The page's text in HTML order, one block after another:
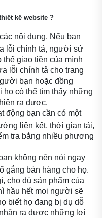
kế website ?
nội dung. Nếu bạn
lỗi chính tả, người sử
thể giao tiền của mình
lỗi chính tả cho trang
bạn hoặc đồng
có thể tìm thấy những
ra được.
động bạn cần có một
liên kết, thời gian tải,
tra bằng nhiều phương
không nên nói ngay
gắng bán hàng cho họ.
cho dù sản phẩm của
hầu hết mọi người sẽ
biết họ đang bị dụ dỗ
ra được những lợi